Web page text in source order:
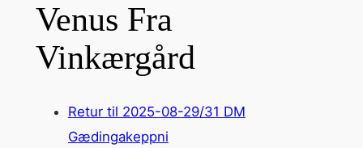
Venus Fra
Vinkærgård
Retur til 2025-08-29/31 DM
Gædingakeppni